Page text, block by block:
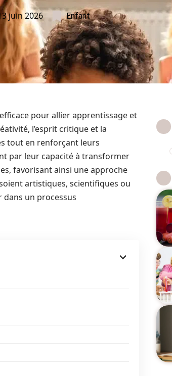
juin 2026 Enfant
pour allier apprentissage et
l’esprit critique et la
tout en renforçant leurs
par leur capacité à transformer
favorisant ainsi une approche
artistiques, scientifiques ou
dans un processus